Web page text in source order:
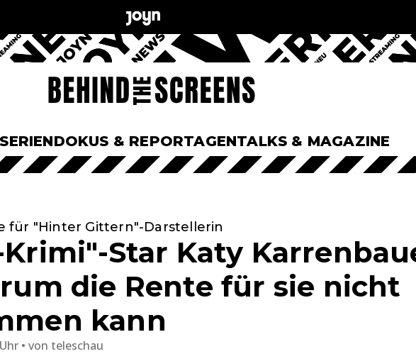
SERIENDOKUS & REPORTAGENTALKS & MAGAZINE
für "Hinter Gittern"-Darstellerin
Star Katy
die Rente für sie nicht
kann
von teleschau